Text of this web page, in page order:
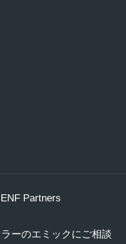
Partners
ーのエミックにご相談